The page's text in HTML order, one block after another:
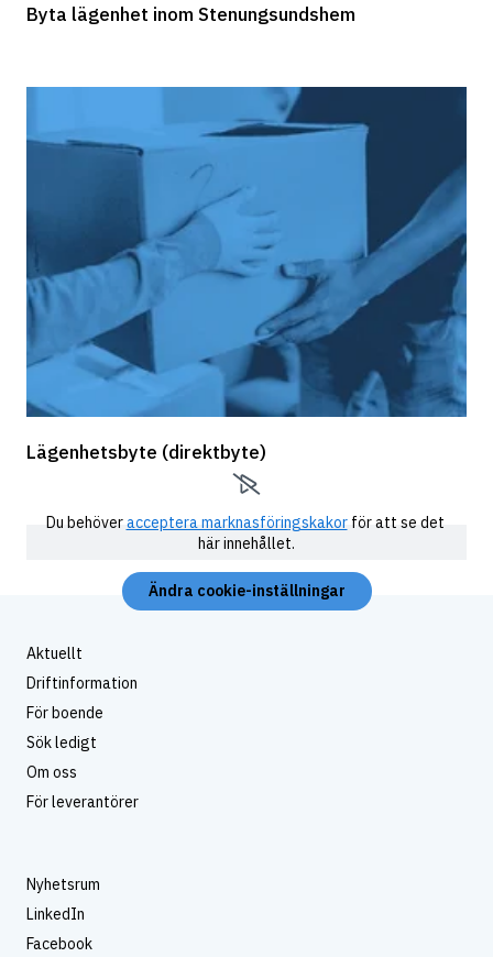
Byta lägenhet inom Stenungsundshem
Lägenhetsbyte (direktbyte)
Du behöveracceptera marknasföringskakor för att se det
här innehållet.
Ändra cookie-inställningar
Aktuellt
Driftinformation
För boende
Sök ledigt
Om oss
För leverantörer
Nyhetsrum
LinkedIn
Facebook